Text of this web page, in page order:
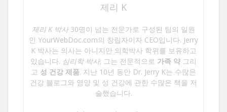
제리 K
제리 K 박사30명이 넘는 전문가로 구성된 팀의 일원
인 YourWebDoc.com의 창립자이자 CEO입니다. Jerry
K 박사는 의사는 아니지만 의학박사 학위를 보유하고
있습니다. 심리학 박사; 그는 전문적으로 가족 약 그리
고 성 건강 제품. 지난 10년 동안 Dr. Jerry K는 수많은
건강 블로그와 영양 및 성 건강에 관한 수많은 책을 저
술했습니다.